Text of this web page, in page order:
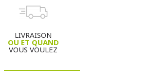
LIVRAISON
OU ET QUAND
VOUS VOULEZ